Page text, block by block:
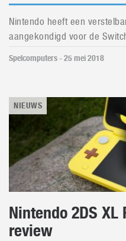
Nintendo heeft een
aangekondigd voor de
Spelcomputers - 25 mei 2018
NIEUWS
Nintendo 2DS
review